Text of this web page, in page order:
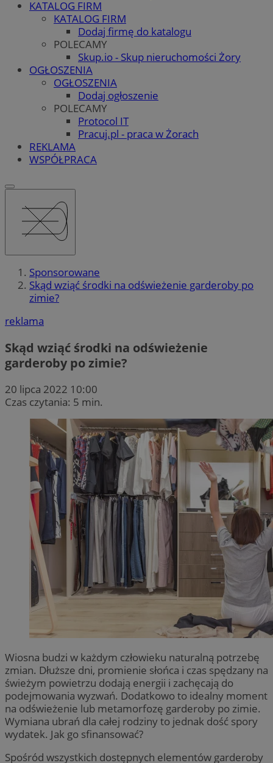
KATALOG FIRM
KATALOG FIRM
Dodaj firmę do katalogu
POLECAMY
Skup.io - Skup nieruchomości Żory
OGŁOSZENIA
OGŁOSZENIA
Dodaj ogłoszenie
POLECAMY
Protocol IT
Pracuj.pl - praca w Żorach
REKLAMA
WSPÓŁPRACA
Sponsorowane
Skąd wziąć środki na odświeżenie garderoby po
zimie?
reklama
Skąd wziąć środki na odświeżenie
garderoby po zimie?
20 lipca 2022 10:00
Czas czytania: 5 min.
Wiosna budzi w każdym człowieku naturalną potrzebę
zmian. Dłuższe dni, promienie słońca i czas spędzany na
świeżym powietrzu dodają energii i zachęcają do
podejmowania wyzwań. Dodatkowo to idealny moment
na odświeżenie lub metamorfozę garderoby po zimie.
Wymiana ubrań dla całej rodziny to jednak dość spory
wydatek. Jak go sfinansować?
Spośród wszystkich dostępnych elementów garderoby